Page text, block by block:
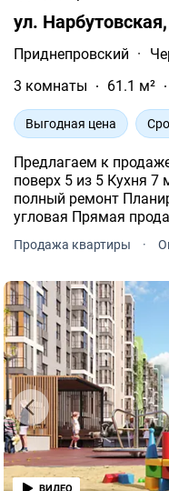
ул.
Приднепровский ·
3 комнаты
61.1 м²
Выгодная цена
Предлагаем к
поверх 5 из 5 Кухня 7 м2 Состояние квартиры под
полный ремонт
угловая Прямая продажа Развитая
Садики и школа Сотрудничаем с программами
Продажа квартиры ·
ВИДЕО